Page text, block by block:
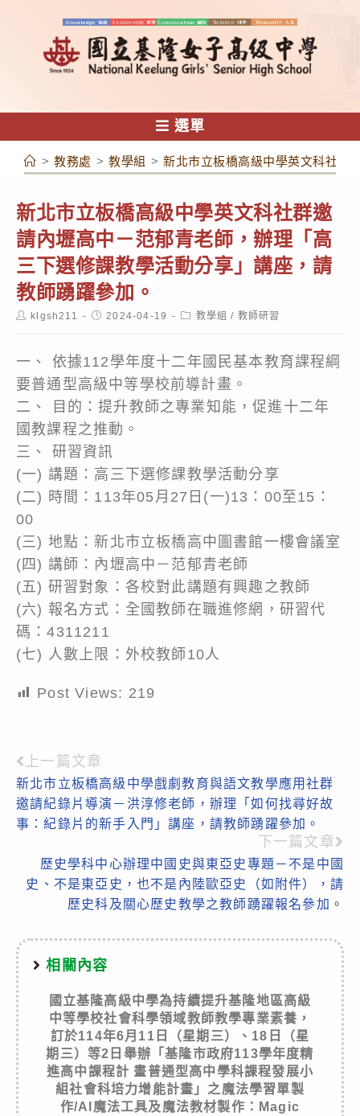
容
選單
> 教務處 > 教學組 > 新北市立板橋高級中學英文科社群
新北市立板橋高級中學英文科社群邀
請內壢高中－范郁青老師，辦理「高
三下選修課教學活動分享」講座，請
教師踴躍參加。
Postklgsh211
Post2024-04-19
Post教學組 / 教師研習
一、 依據112學年度十二年國民基本教育課程綱
要普通型高級中等學校前導計畫。
二、 目的：提升教師之專業知能，促進十二年
國教課程之推動。
三、 研習資訊
(一) 講題：高三下選修課教學活動分享
(二) 時間：113年05月27日(一)13：00至15：
00
(三) 地點：新北市立板橋高中圖書館一樓會議室
(四) 講師：內壢高中－范郁青老師
(五) 研習對象：各校對此講題有興趣之教師
(六) 報名方式：全國教師在職進修網，研習代
碼：4311211
(七) 人數上限：外校教師10人
Post Views: 219
Read
more
articles
上一篇文章
新北市立板橋高級中學戲劇教育與語文教學應用社群
邀請紀錄片導演－洪淳修老師，辦理「如何找尋好故
事：紀錄片的新手入門」講座，請教師踴躍參加。
下一篇文章
歷史學科中心辦理中國史與東亞史專題－不是中國
史、不是東亞史，也不是內陸歐亞史（如附件），請
歷史科及關心歷史教學之教師踴躍報名參加。
相關內容
國立基隆高級中學為持續提升基隆地區高級
中等學校社會科學領域教師教學專業素養，
訂於114年6月11日（星期三）、18日（星
期三）等2日舉辦「基隆市政府113學年度精
進高中課程計 畫普通型高中學科課程發展小
組社會科培力增能計畫」之魔法學習單製
作/AI魔法工具及魔法教材製作：Magic